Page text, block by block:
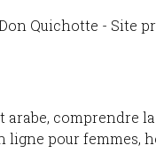
Quichotte - Site
comprendre
pour femmes,